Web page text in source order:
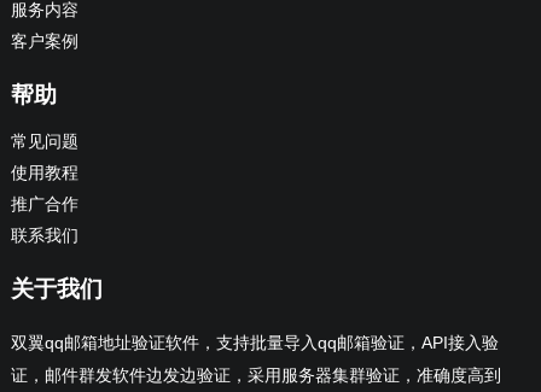
服务内容
客户案例
帮助
常见问题
使用教程
推广合作
联系我们
关于我们
双翼qq邮箱地址验证软件，支持批量导入qq邮箱验证，API接入验
证，邮件群发软件边发边验证，采用服务器集群验证，准确度高到